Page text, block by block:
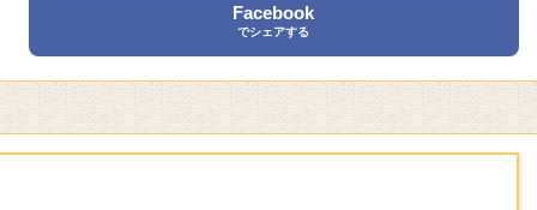
Facebook
でシェアする